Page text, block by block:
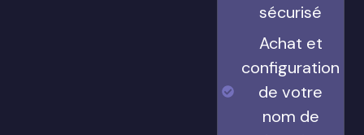
sécurisé
Achat et
configuration
de votre
nom de